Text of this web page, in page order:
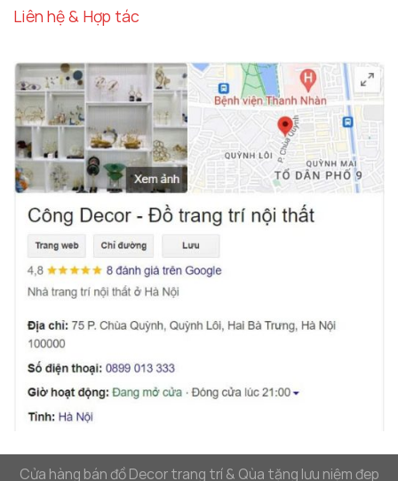
biệt nổi bật với các sản phẩm
Hà Nộiluôn cam kết mang đến những sản phẩm
trang trí không chỉ đẹp mắt mà còn bền bỉ theo thời
gian. Các sản phẩm của Decor Hà Nộiđược chế tác
từ chất liệu cao cấp, với sự tỉ mỉ và sáng tạo trong
từng chi tiết, giúp mang đến những món đồ trang
trí hoàn hảo cho không gian sống của bạn.
Phù điêu treo tường lá bạch quả
là một sản phẩm
tiêu biểu củaDecor Hà Nội, không chỉ giúp không
gian sống trở nên ấn tượng mà còn mang lại những
Decor Hà Nộiđều được chế tác từ những nguyên
liệu cao cấp, giúp không gian của bạn trở nên hoàn
hảo và đẳng cấp.
Lý Do Nên Lựa Chọn Decor Hà Nội?
Khi tìm kiếm các sản phẩm trang trí cho không gian
Liên hệ & Hợp tác
Cửa hàng bán đồ Decor trang trí & Qùa tặng lưu niệm đep